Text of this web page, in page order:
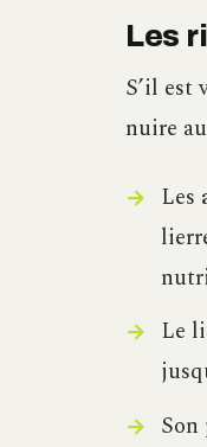
Les
S’il
nuire
Les
Le